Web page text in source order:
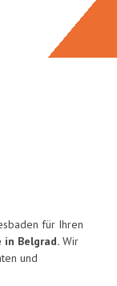
für Ihren
in Belgrad. Wir
und